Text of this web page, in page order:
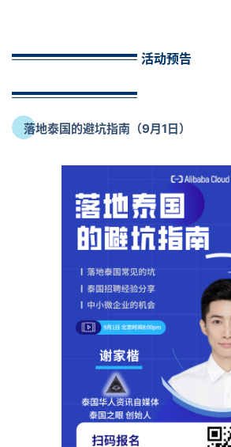
活动预告
落地泰国的避坑指南（9月1日）